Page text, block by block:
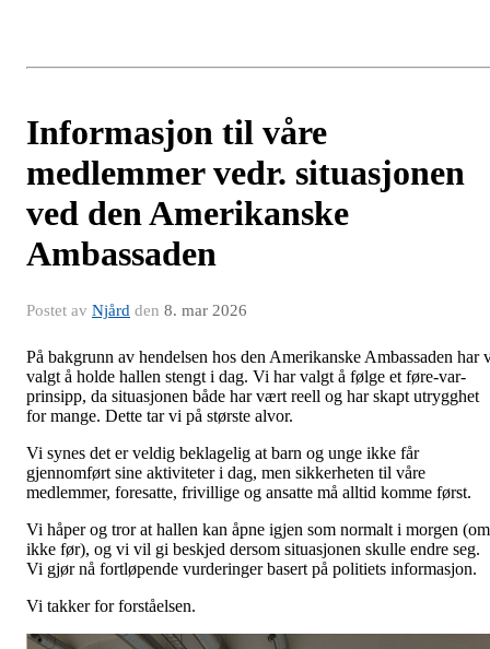
Informasjon til våre
medlemmer vedr. situasjonen
ved den Amerikanske
Ambassaden
Postet av Njård den 8. mar 2026
På bakgrunn av hendelsen hos den Amerikanske Ambassaden har
valgt å holde hallen stengt i dag. Vi har valgt å følge et føre-var-
prinsipp, da situasjonen både har vært reell og har skapt utrygghet
for mange. Dette tar vi på største alvor.
Vi synes det er veldig beklagelig at barn og unge ikke får
gjennomført sine aktiviteter i dag, men sikkerheten til våre
medlemmer, foresatte, frivillige og ansatte må alltid komme først.
Vi håper og tror at hallen kan åpne igjen som normalt i morgen (om
ikke før), og vi vil gi beskjed dersom situasjonen skulle endre seg.
Vi gjør nå fortløpende vurderinger basert på politiets informasjon.
Vi takker for forståelsen.